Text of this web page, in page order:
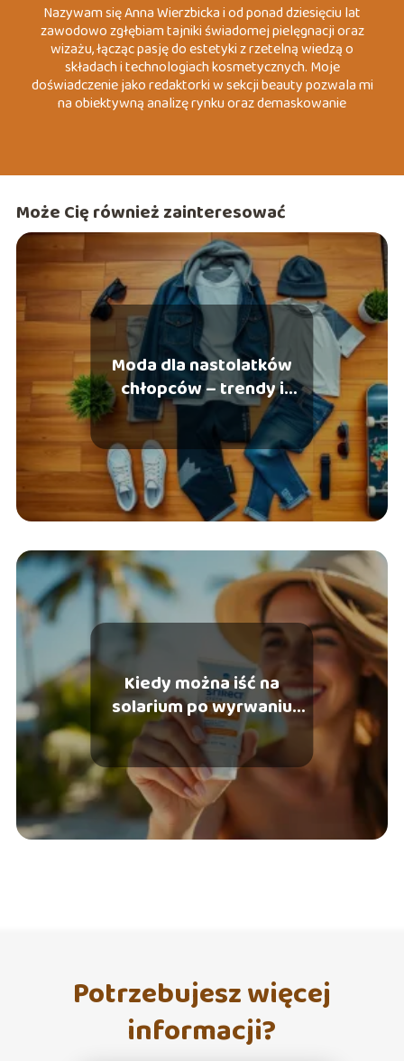
Nazywam się Anna Wierzbicka i od ponad dziesięciu lat
zawodowo zgłębiam tajniki świadomej pielęgnacji oraz
wizażu, łącząc pasję do estetyki z rzetelną wiedzą o
składach i technologiach kosmetycznych. Moje
doświadczenie jako redaktorki w sekcji beauty pozwala mi
na obiektywną analizę rynku oraz demaskowanie
(slow fashion) oraz psychologią koloru wizerunku. Moim
wskazówek, które pomagają czytelnikom budować
pewność siebie poprzez autentyczny i przemyślany styl.
Może Cię również zainteresować
Moda dla nastolatków
chłopców – trendy i
stylizacje
Kiedy można iść na
solarium po wyrwaniu
zęba?
Potrzebujesz więcej
informacji?